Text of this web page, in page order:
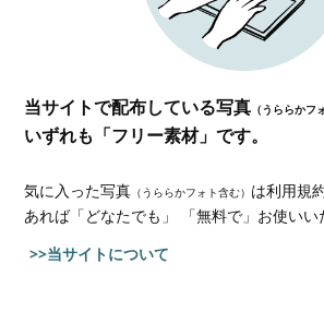
当サイトで配布している写真 （うららかフ
いずれも「フリー素材」です。
気に入った写真 （うららかフォト含む） は利用規
あれば「どなたでも」 「無料で」お使いい
>>当サイトについて